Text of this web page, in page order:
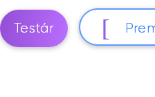
Testár